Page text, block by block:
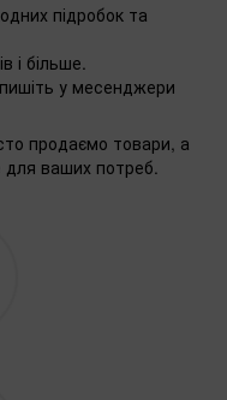
підробок та
і більше.
у месенджери
продаємо товари, а
ваших потреб.